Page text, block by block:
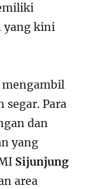
yang kini
mengambil
segar. Para
dan
yang
Sijunjung
area